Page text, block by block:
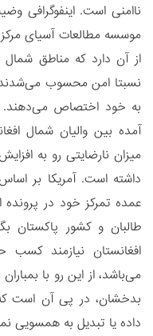
ناامنی است. اینفوگرافی
موسسه مطالعات آسیای
نسبتا امن محسوب
به خود اختصاص می‌دهند.
آمده بین والیان شمال
میزان نارضایتی رو به
داشته است. آمریکا بر
عمده تمرکز خود در پرونده
طالبان و کشور پاکستان
افغانستان نیازمند
می‌باشد، از این رو با
بدخشان، در پی آن است